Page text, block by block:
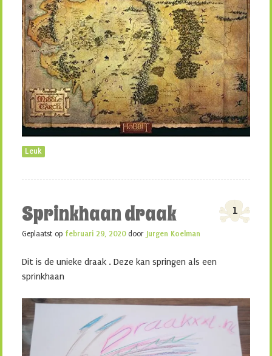
Leuk
Sprinkhaan draak 1
Geplaatst op februari 29, 2020door Jurgen Koelman
Dit is de unieke draak . Deze kan springen als een
sprinkhaan